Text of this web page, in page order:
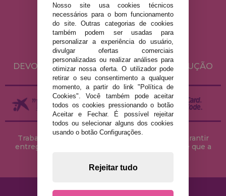
AVISO LEGAL
POLÍTICA DE PRIVACIDADE
POLÍTICA DE COOKIES
ENVIO E DEVOLUÇÕES
DEVOLUÇÕES / DIREITO DE LIVRE RESOLUÇÃO
Trabalhamos com stocks permanentes para garantir
entregas rápidas no território peninsular, desde que a
Nosso site usa cookies técnicos
necessários para o bom funcionamento
do site. Outras categorias de cookies
também podem ser usadas para
personalizar a experiência do usuário,
divulgar ofertas comerciais
personalizadas ou realizar análises para
otimizar nossa oferta. O utilizador pode
retirar o seu consentimento a qualquer
momento, a partir do link "Política de
Cookies". Você também pode aceitar
todos os cookies pressionando o botão
Aceitar e Fechar. É possível rejeitar
todos ou selecionar alguns dos cookies
usando o botão Configurações.
Rejeitar tudo